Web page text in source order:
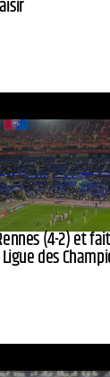
(4-2) et
des